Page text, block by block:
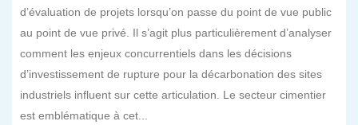
d’évaluation de projets lorsqu’on passe du point de vue public
au point de vue privé. Il s’agit plus particulièrement d’analyser
comment les enjeux concurrentiels dans les décisions
d’investissement de rupture pour la décarbonation des sites
industriels influent sur cette articulation. Le secteur cimentier
est emblématique à cet...